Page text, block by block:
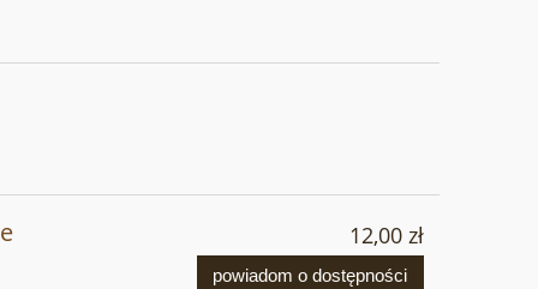
12,00 zł
powiadom o dostępności